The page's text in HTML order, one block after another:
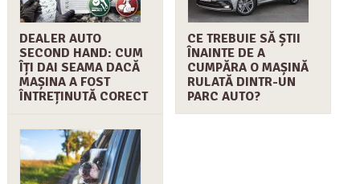
DEALER AUTO
SECOND HAND: CUM
ÎȚI DAI SEAMA DACĂ
MAȘINA A FOST
ÎNTREȚINUTĂ CORECT
CE TREBUIE SĂ ȘTII
ÎNAINTE DE A
CUMPĂRA O MAȘINĂ
RULATĂ DINTR-UN
PARC AUTO?